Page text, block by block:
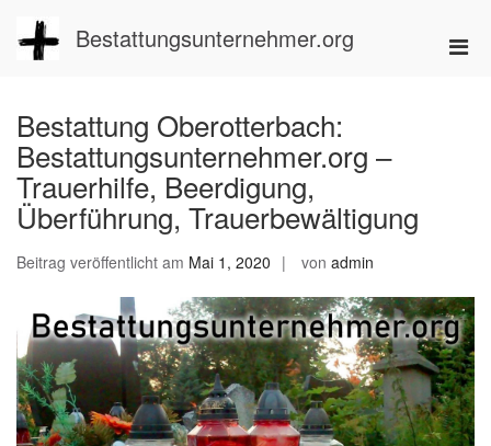
Inhalt
springen
Bestattungsunternehmer.org
Bestattung Oberotterbach:
Bestattungsunternehmer.org –
Trauerhilfe, Beerdigung,
Überführung, Trauerbewältigung
Beitrag veröffentlicht am Mai 1, 2020 von admin